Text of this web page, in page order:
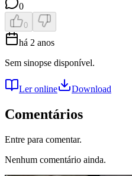
0
0
há 2 anos
Sem sinopse disponível.
Ler online Download
Comentários
Entre para comentar.
Nenhum comentário ainda.